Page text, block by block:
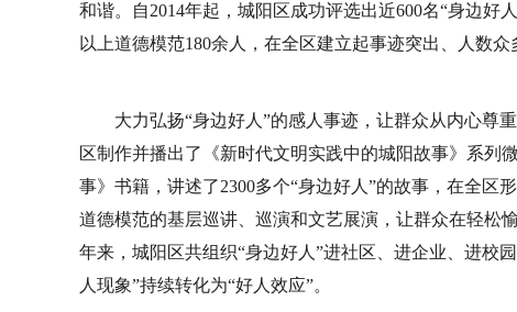
和谐。自2014年起，城阳区成功评选出近600名“身边好
以上道德模范180余人，在全区建立起事迹突出、人数众
大力弘扬“身边好人”的感人事迹，让群众从内心尊
区制作并播出了《新时代文明实践中的城阳故事》系列
事》书籍，讲述了2300多个“身边好人”的故事，在全区
道德模范的基层巡讲、巡演和文艺展演，让群众在轻松
年来，城阳区共组织“身边好人”进社区、进企业、进校
人现象”持续转化为“好人效应”。